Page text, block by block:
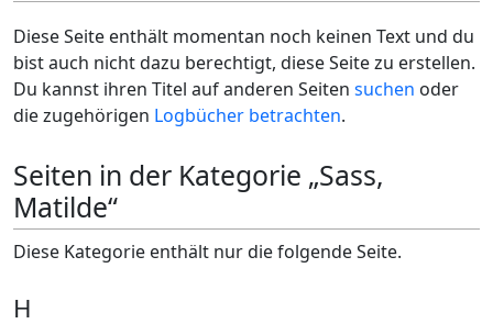
Diese Seite enthält momentan noch keinen Text und du
bist auch nicht dazu berechtigt, diese Seite zu erstellen.
Du kannst ihren Titel auf anderen Seiten suchen oder
die zugehörigen Logbücher betrachten.
Seiten in der Kategorie „Sass,
Matilde“
Diese Kategorie enthält nur die folgende Seite.
H